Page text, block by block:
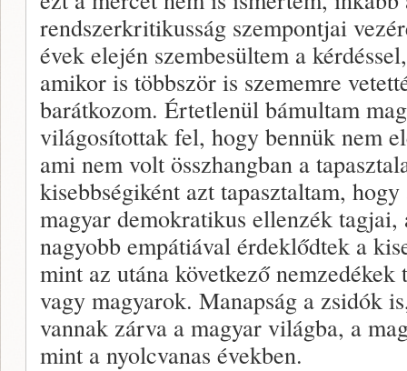
rendszerkritikusság szempontjai
évek elején szembesültem a
amikor is többször is szememre
barátkozom. Értetlenül bámultam
világosítottak fel, hogy bennük nem
ami nem volt összhangban a
kisebbségiként azt tapasztaltam,
magyar demokratikus ellenzék
nagyobb empátiával érdeklődtek a
mint az utána következő
vagy magyarok. Manapság a zsidók
vannak zárva a magyar világba, a
mint a nyolcvanas években.